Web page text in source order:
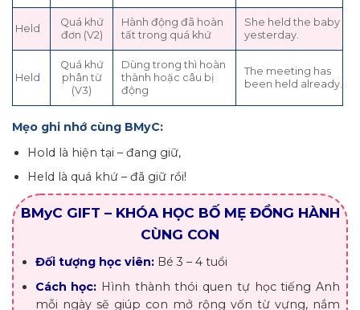
Held
Quá khứ
đơn (V2)
Hành động đã hoàn
tất trong quá khứ
She held the baby
yesterday.
Held
Quá khứ
phân từ
(V3)
Dùng trong thì hoàn
thành hoặc câu bị
động
The meeting has
been held already.
Mẹo ghi nhớ cùng BMyC:
Hold là hiện tại – đang giữ,
Held là quá khứ – đã giữ rồi!
BMyC GIFT – KHÓA HỌC BỐ MẸ ĐỒNG HÀNH
CÙNG CON
Đối tượng học viên:Bé 3 – 4 tuổi
Cách học: Hình thành thói quen tự học tiếng Anh
mỗi ngày sẽ giúp con mở rộng vốn từ vựng, nắm